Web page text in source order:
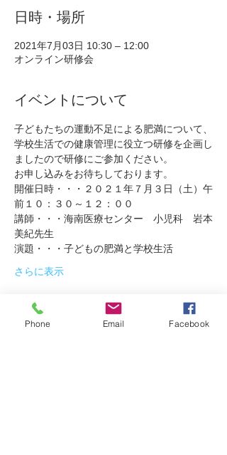
日時・場所
2021年7月03日 10:30 – 12:00
オンライン研修会
イベントについて
子どもたちの運動不足による肥満について、
学校生活での健康管理に役立つ研修を企画し
ましたので研修にご参加ください。
お申し込みをお待ちしております。
開催日時・・・２０２１年７月３日（土）午
前１０：３０～１２：００
講師・・・海南医療センター　小児科　岩本
美紀先生
演題・・・子どもの肥満と学校生活
さらに表示
チケット詳細
Phone Email Facebook